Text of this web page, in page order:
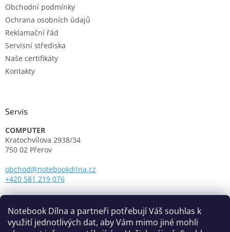
Notebook Dílna a partneři potřebují Váš souhlas k
využití jednotlivých dat, aby Vám mimo jiné mohli
Obchodní podmínky
Ochrana osobních údajů
Reklamační řád
Servisní střediska
Naše certifikáty
Kontakty
Servis
COMPUTER
Kratochvílova 2938/34
750 02 Přerov
obchod@notebookdilna.cz
+420 581 219 076
Pondělí - Pátek: 9.00 - 17.00